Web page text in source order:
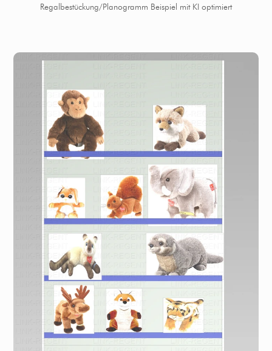
Regalbestückung/Planogramm Beispiel mit KI optimiert